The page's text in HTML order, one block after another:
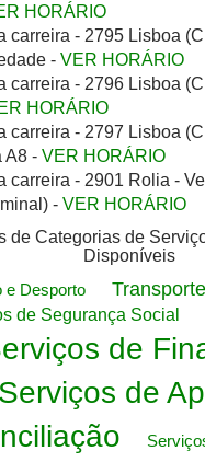
HORÁRIO
carreira - 2795 Lisboa
- VER HORÁRIO
carreira - 2796 Lisboa
HORÁRIO
carreira - 2797 Lisboa
A8 - VER HORÁRIO
carreira - 2901 Rolia -
- VER HORÁRIO
de Categorias de
Disponíveis
e Desporto
de Segurança Social
de
Serviços de